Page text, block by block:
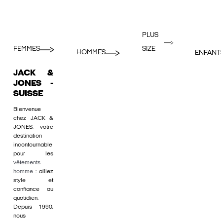
FEMMES HOMMES
PLUS
SIZE
JACK &
JONES -
SUISSE
Bienvenue
chez JACK &
JONES, votre
destination
incontournable
pour les
vêtements
homme : alliez
style et
confiance au
quotidien.
Depuis 1990,
nous